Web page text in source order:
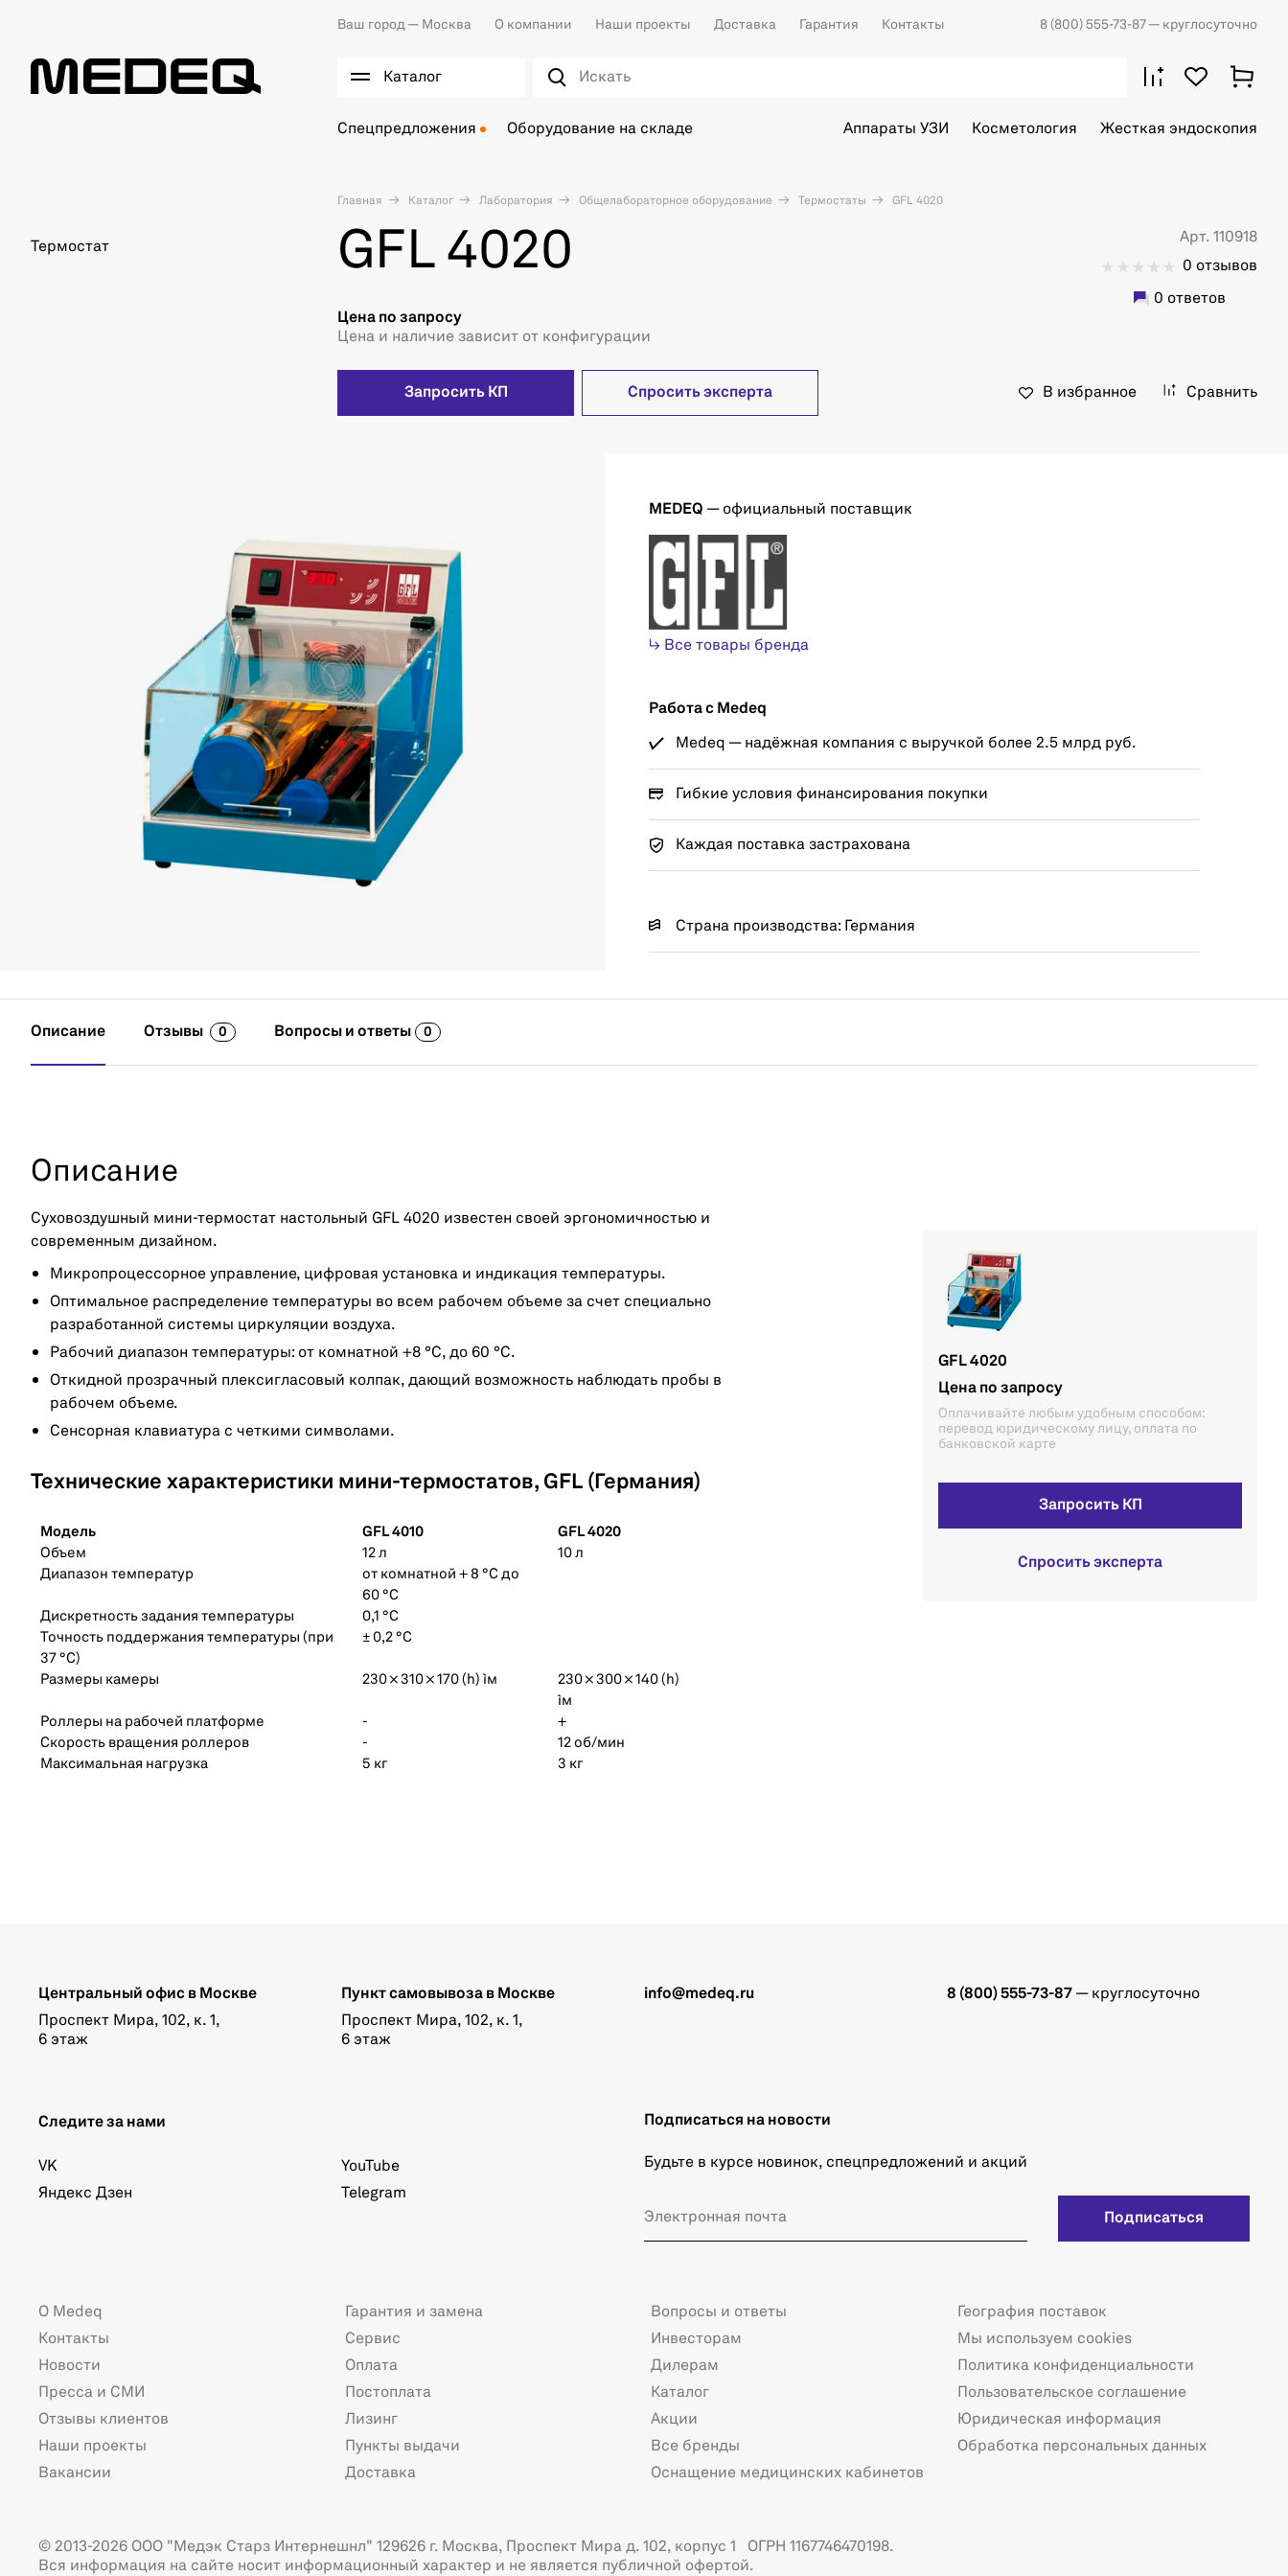
Ваш город — Москва О компании Наши проекты Доставка Гарантия Контакты 8 (800) 555-73-87 — круглосуточно
Каталог
Спецпредложения Оборудование на складе Аппараты УЗИ Косметология Жесткая эндоскопия
Главная Каталог Лаборатория Общелабораторное оборудование Термостаты GFL 4020
Термостат GFL 4020
Арт. 110918
0 отзывов
0 ответов
Цена по запросу
Цена и наличие зависит от конфигурации
Запросить КП Спросить эксперта В избранное Сравнить
MEDEQ — официальный поставщик
↳ Все товары бренда
Работа с Medeq
Medeq — надёжная компания с выручкой более 2.5 млрд руб.
Гибкие условия финансирования покупки
Каждая поставка застрахована
Страна производства: Германия
Описание Отзывы 0 Вопросы и ответы 0
Описание
Суховоздушный мини-термостат настольный GFL 4020 известен своей эргономичностью и
современным дизайном.
Микропроцессорное управление, цифровая установка и индикация температуры.
Оптимальное распределение температуры во всем рабочем объеме за счет специально
разработанной системы циркуляции воздуха.
Рабочий диапазон температуры: от комнатной +8 °С, до 60 °С.
Откидной прозрачный плексигласовый колпак, дающий возможность наблюдать пробы в
рабочем объеме.
Сенсорная клавиатура с четкими символами.
Технические характеристики мини-термостатов, GFL (Германия)
Модель GFL 4010
GFL 4020
Объем
12 л
10 л
Диапазон температур
от комнатной + 8 °С до
60 °С
Дискретность задания температуры
0,1 °С
Точность поддержания температуры (при
37 °С)
± 0,2 °С
Размеры камеры 230 × 310 × 170 (h) ìм
230 × 300 × 140 (h)
ìм
Роллеры на рабочей платформе
-
+
Скорость вращения роллеров
-
12 об/мин
Максимальная нагрузка
5 кг 3 кг
GFL 4020
Цена по запросу
Оплачивайте любым удобным способом:
перевод юридическому лицу, оплата по
банковской карте
Запросить КП
Спросить эксперта
info@medeq.ru 8 (800) 555-73-87 — круглосуточно
Центральный офис в Москве
Проспект Мира, 102, к. 1,
6 этаж
Пункт самовывоза в Москве
Проспект Мира, 102, к. 1,
6 этаж
Следите за нами
VK
Яндекс Дзен
YouTube
Telegram
Подписаться на новости
Будьте в курсе новинок, спецпредложений и акций
Подписаться
О Medeq
Контакты
Новости
Пресса и СМИ
Отзывы клиентов
Наши проекты
Вакансии
Гарантия и замена
Сервис
Оплата
Постоплата
Лизинг
Пункты выдачи
Доставка
Вопросы и ответы
Инвесторам
Дилерам
Каталог
Акции
Все бренды
Оснащение медицинских кабинетов
География поставок
Мы используем cookies
Политика конфиденциальности
Пользовательское соглашение
Юридическая информация
Обработка персональных данных
© 2013-2026 ООО "Медэк Старз Интернешнл" 129626 г. Москва, Проспект Мира д. 102, корпус 1 ОГРН 1167746470198.
Вся информация на сайте носит информационный характер и не является публичной офертой.